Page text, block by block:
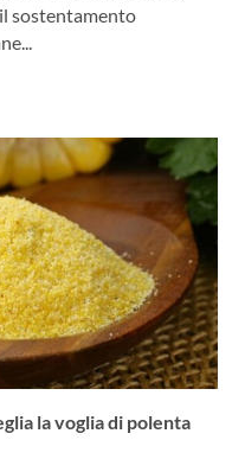
sostentamento
la voglia di polenta